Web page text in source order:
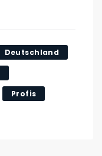
Deutschland
Profis